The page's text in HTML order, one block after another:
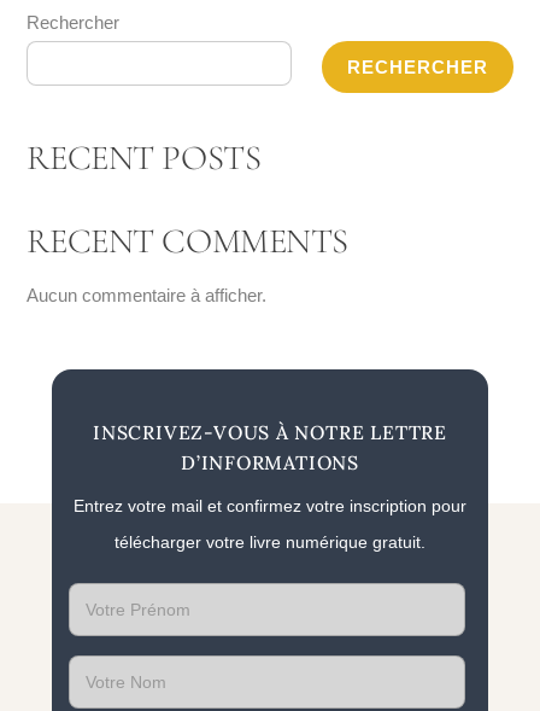
Rechercher
RECHERCHER
RECENT POSTS
RECENT COMMENTS
Aucun commentaire à afficher.
INSCRIVEZ-VOUS À NOTRE LETTRE
D’INFORMATIONS
Entrez votre mail et confirmez votre inscription pour
télécharger votre livre numérique gratuit.
First
name
Last